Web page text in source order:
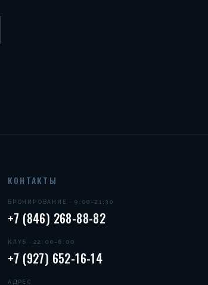
КОНТАКТЫ
БРОНИРОВАНИЕ · 9:00–21:30
+7 (846) 268-88-82
КЛУБ · 22:00–6:00
+7 (927) 652-16-14
АДРЕС